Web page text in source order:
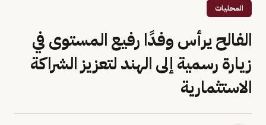
المحليات
الفالح يرأس وفدًا رفيع المستوى في
زيارة رسمية إلى الهند لتعزيز الشراكة
الاستثمارية